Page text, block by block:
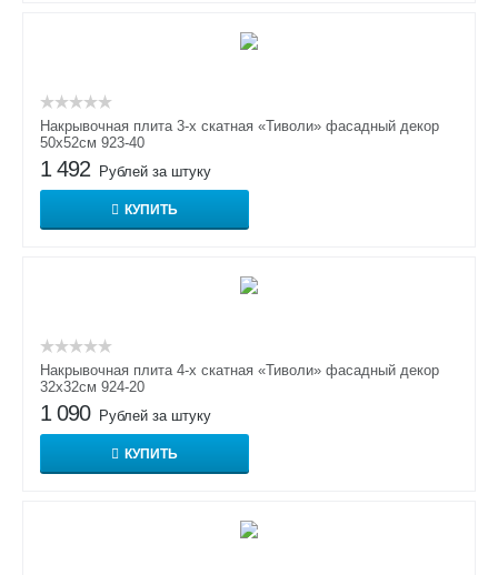
Накрывочная плита 3-х скатная «Тиволи» фасадный декор
50х52см 923-40
1 492 Рублей за штуку
КУПИТЬ
Накрывочная плита 4-х скатная «Тиволи» фасадный декор
32х32см 924-20
1 090 Рублей за штуку
КУПИТЬ